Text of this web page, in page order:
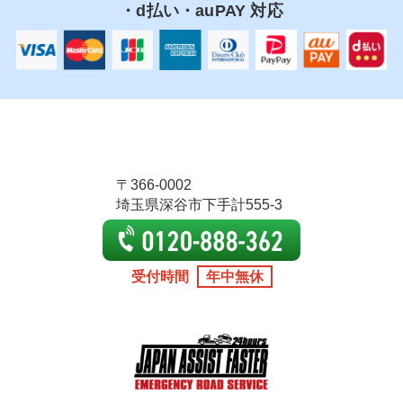
・d払い・auPAY 対応
〒366-0002
埼玉県深谷市下手計555-3
受付時間 年中無休